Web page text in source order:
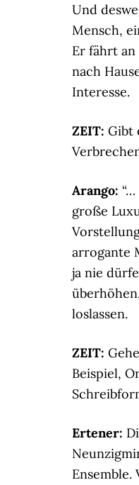
Und
Mensch,
Er fährt
nach
Interesse.
ZEIT: Gibt
Arango:
große
arrogante
ja nie
loslassen.
ZEIT:
Beispiel,
Ertener: